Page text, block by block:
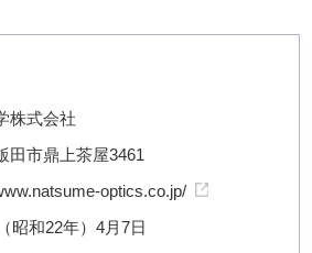
株式会社
田市鼎上茶屋3461
optics.co.jp/
昭和22年）4月7日